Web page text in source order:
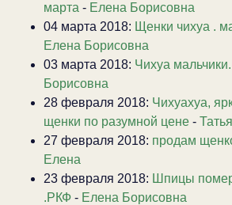
марта - Елена Борисовна
04 марта 2018: Щенки чихуа .
Елена Борисовна
03 марта 2018: Чихуа мальчики.
Борисовна
28 февраля 2018: Чихуахуа,
щенки по разумной цене -
27 февраля 2018: продам
Елена
23 февраля 2018: Шпицы
.РКФ - Елена Борисовна